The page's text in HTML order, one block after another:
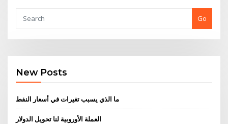
Go
New Posts
ما الذي يسبب تغيرات في أسعار النفط
العملة الأوروبية لنا تحويل الدولار